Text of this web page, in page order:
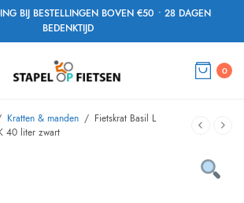
BIJ BESTELLINGEN BOVEN €50 • 28 DAGEN
BEDENKTIJD
0
Kratten & manden / Fietskrat Basil L
40 liter zwart